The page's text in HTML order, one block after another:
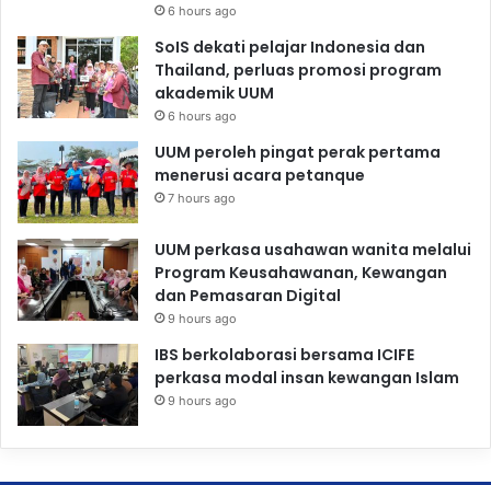
6 hours ago
SoIS dekati pelajar Indonesia dan
Thailand, perluas promosi program
akademik UUM
6 hours ago
UUM peroleh pingat perak pertama
menerusi acara petanque
7 hours ago
UUM perkasa usahawan wanita melalui
Program Keusahawanan, Kewangan
dan Pemasaran Digital
9 hours ago
IBS berkolaborasi bersama ICIFE
perkasa modal insan kewangan Islam
9 hours ago